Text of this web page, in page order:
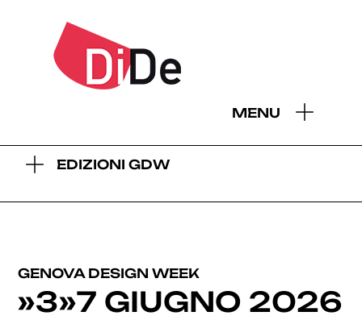
MENU
EDIZIONI GDW
GENOVA DESIGN WEEK
»3»7 GIUGNO 2026
2026 2025 2024 2023 2022 2021 2019